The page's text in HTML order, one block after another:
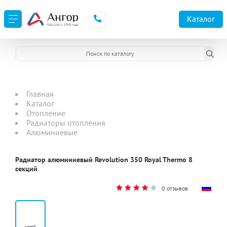
Каталог
Главная
Каталог
Отопление
Радиаторы отопления
Алюминиевые
Радиатор алюминиевый Revolution 350 Royal Thermo 8
секций
0 отзывов